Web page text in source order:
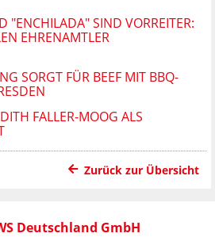
"ENCHILADA" SIND VORREITER:
EHRENAMTLER
SORGT FÜR BEEF MIT BBQ-
FALLER-MOOG ALS
Zurück zur Übersicht
Deutschland GmbH